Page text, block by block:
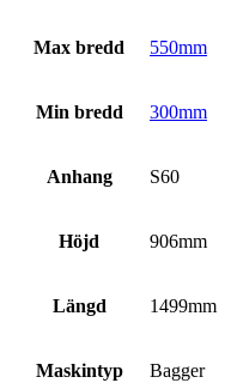
Max bredd 550mm
Min bredd 300mm
Anhang S60
Höjd 906mm
Längd 1499mm
Maskintyp Bagger